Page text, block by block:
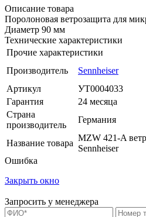
Описание товара
Поролоновая ветрозащита для
Диаметр 90 мм
Технические характеристики
Прочие характеристики
Производитель
Sennheiser
Артикул
УТ0004033
Гарантия
24 месяца
Страна
производитель
Германия
Название товара
MZW 421-A
Sennheiser
Ошибка
Закрыть окно
Запросить у менеджера